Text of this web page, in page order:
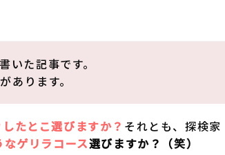
いた記事です。
あります。
たとこ選びますか？ それとも、探検家
ゲリラコース選びますか？（笑）